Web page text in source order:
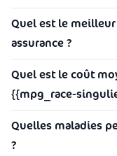
Quel est le
assurance ?
Quel est le coût
{{mpg_race-
Quelles maladies
?